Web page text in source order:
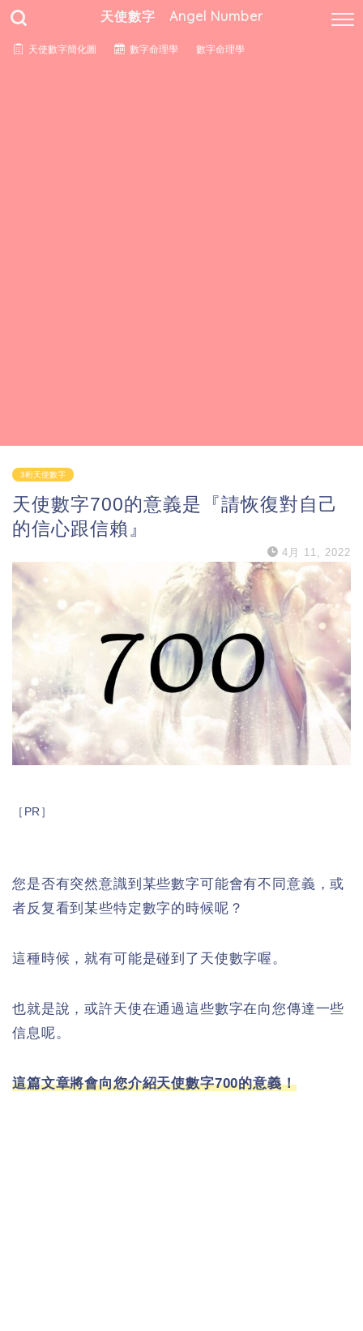
天使數字 Angel Number
天使數字簡化圖 數字命理學 數字命理學
3桁天使數字
天使數字700的意義是『請恢復對自己
的信心跟信賴』
4月 11, 2022
［PR］
您是否有突然意識到某些數字可能會有不同意義，或
者反复看到某些特定數字的時候呢？
這種時候，就有可能是碰到了天使數字喔。
也就是說，或許天使在通過這些數字在向您傳達一些
信息呢。
這篇文章將會向您介紹天使數字700的意義！